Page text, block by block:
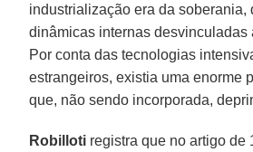
industrialização era da soberania,
dinâmicas internas desvinculadas
Por conta das tecnologias
estrangeiros, existia uma enorme
que, não sendo incorporada,
Robilloti registra que no artigo de